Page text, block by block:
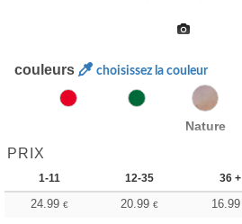
couleurs choisissez la couleur
Nature
PRIX
1-11 12-35 36 +
24.99 € 20.99 € 16.99